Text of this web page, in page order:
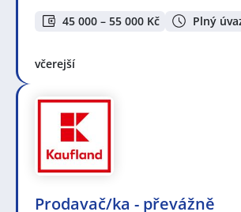
45 000 – 55 000 Kč Plný
včerejší
Prodavač/ka - převážně